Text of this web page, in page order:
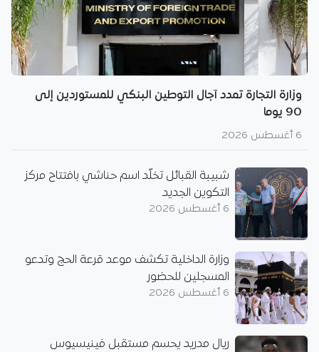
وزارة التجارة تمدد آجال التوطين البنكي للمستوردين إلى
90 يوما
6 أغسطس 2026
شبيبة القبائل تخلّد اسم حناشي بافتتاح مركز
التكوين الجديد
6 أغسطس 2026
وزارة الداخلية تكشف موعد قرعة الحج وتدعو
المسجلين للحضور
6 أغسطس 2026
ريال مدريد يحسم مستقبل فينيسيوس